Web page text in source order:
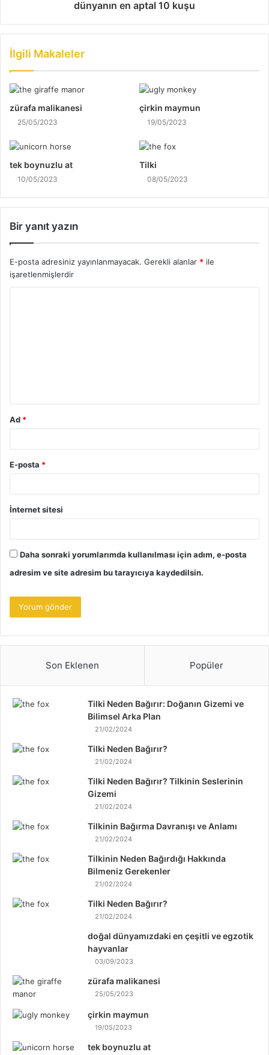
dünyanın en aptal 10 kuşu
İlgili Makaleler
zürafa malikanesi
25/05/2023
çirkin maymun
19/05/2023
tek boynuzlu at
10/05/2023
Tilki
08/05/2023
Bir yanıt yazın
E-posta adresiniz yayınlanmayacak. Gerekli alanlar * ile
işaretlenmişlerdir
Ad *
E-posta *
İnternet sitesi
Daha sonraki yorumlarımda kullanılması için adım, e-posta
adresim ve site adresim bu tarayıcıya kaydedilsin.
Son Eklenen Popüler
Tilki Neden Bağırır: Doğanın Gizemi ve
Bilimsel Arka Plan
21/02/2024
Tilki Neden Bağırır?
21/02/2024
Tilki Neden Bağırır? Tilkinin Seslerinin
Gizemi
21/02/2024
Tilkinin Bağırma Davranışı ve Anlamı
21/02/2024
Tilkinin Neden Bağırdığı Hakkında
Bilmeniz Gerekenler
21/02/2024
Tilki Neden Bağırır?
21/02/2024
doğal dünyamızdaki en çeşitli ve egzotik
hayvanlar
03/09/2023
zürafa malikanesi
25/05/2023
çirkin maymun
19/05/2023
tek boynuzlu at